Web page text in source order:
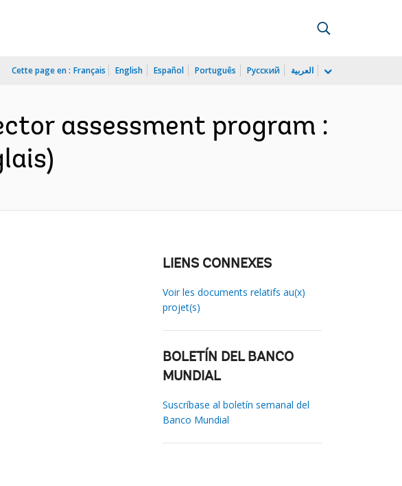
Cette page en : Français English Español Português Русский العربية
assessment program :
LIENS CONNEXES
Voir les documents relatifs au(x)
projet(s)
BOLETÍN DEL BANCO
MUNDIAL
Suscríbase al boletín semanal del
Banco Mundial